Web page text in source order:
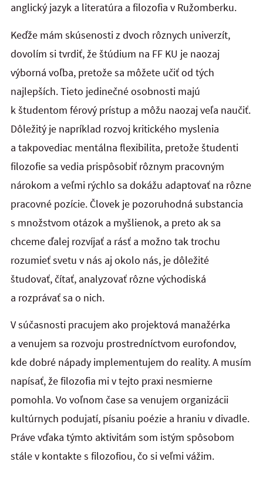
anglický jazyk a literatúra a filozofia v Ružomberku.
Keďže mám skúsenosti z dvoch rôznych univerzít,
dovolím si tvrdiť, že štúdium na FF KU je naozaj
výborná voľba, pretože sa môžete učiť od tých
najlepších. Tieto jedinečné osobnosti majú
k študentom férový prístup a môžu naozaj veľa naučiť.
Dôležitý je napríklad rozvoj kritického myslenia
a takpovediac mentálna flexibilita, pretože študenti
filozofie sa vedia prispôsobiť rôznym pracovným
nárokom a veľmi rýchlo sa dokážu adaptovať na rôzne
pracovné pozície. Človek je pozoruhodná substancia
s množstvom otázok a myšlienok, a preto ak sa
chceme ďalej rozvíjať a rásť a možno tak trochu
rozumieť svetu v nás aj okolo nás, je dôležité
študovať, čítať, analyzovať rôzne východiská
a rozprávať sa o nich.
V súčasnosti pracujem ako projektová manažérka
a venujem sa rozvoju prostredníctvom eurofondov,
kde dobré nápady implementujem do reality. A musím
napísať, že filozofia mi v tejto praxi nesmierne
pomohla. Vo voľnom čase sa venujem organizácii
kultúrnych podujatí, písaniu poézie a hraniu v divadle.
Práve vďaka týmto aktivitám som istým spôsobom
stále v kontakte s filozofiou, čo si veľmi vážim.